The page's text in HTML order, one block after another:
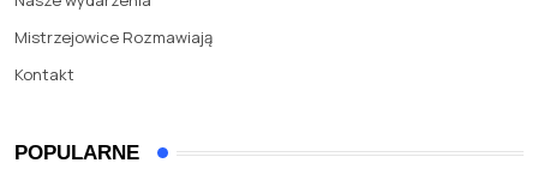
Mistrzejowice Rozmawiają
Kontakt
POPULARNE